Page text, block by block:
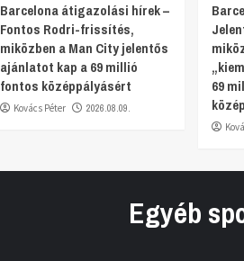
Barcelona átigazolási hírek –
Fontos Rodri-frissítés,
miközben a Man City jelentős
ajánlatot kap a 69 millió
fontos középpályásért
Kovács Péter 2026.08.09.
69
Egyéb